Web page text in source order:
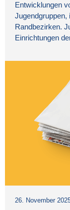
Entwicklungen
Jugendgruppen,
Randbezirken.
Einrichtungen
26. November